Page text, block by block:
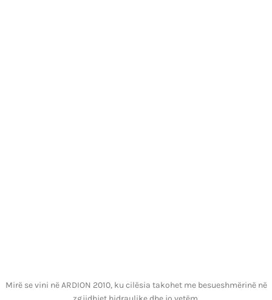
Mirë se vini në ARDION 2010, ku cilësia takohet me besueshmërinë në